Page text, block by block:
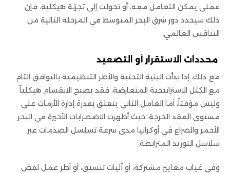
عملي يمكن التعامل معه، أو تحولت إلى تجزئة هيكلية، فإن
ذلك سيحدد دور شرق البحر المتوسط في المرحلة التالية من
التنافس العالمي.
محددات الاستقرار أو التصعيد
مع ذلك، إذا بدأت البنية التحتية والأطر التنظيمية بالتوافق التام
مع الكتل الاستراتيجية المتعارضة، فقد يصبح الانقسام هيكلياً
وليس مؤقتاً، أما العامل الثاني يتعلق بقدرة إدارة الأزمات على
مستوى العقد الحرجة، حيث أظهرت الاضطرابات الأخيرة في البحر
الأحمر والصراع في أوكرانيا مدى سرعة تسلسل الصدمات عبر
سلاسل التوريد المترابطة.
وفي غياب معايير مشتركة، أو آليات تنسيق، أو أطر عمل لفض